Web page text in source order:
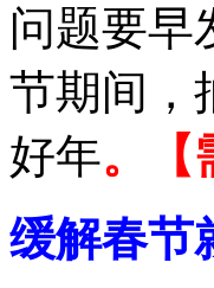
问题要早
节期间，
好年。
缓解春节